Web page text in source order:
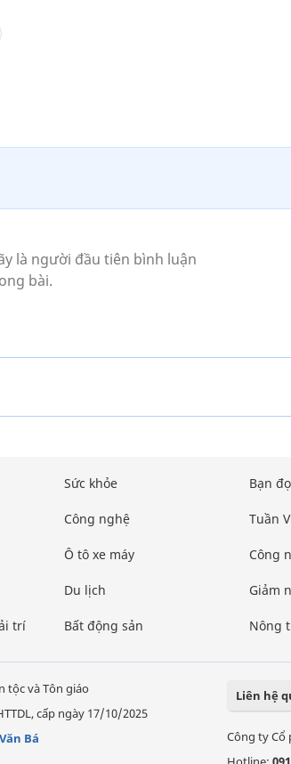
trí
Sức khỏe
Công nghệ
Ô tô xe máy
Du lịch
Bất động sản
Bạn
Tuần
Công
Giảm
Nông
tộc và Tôn giáo
cấp ngày 17/10/2025
Bá
Liên hệ
Công ty